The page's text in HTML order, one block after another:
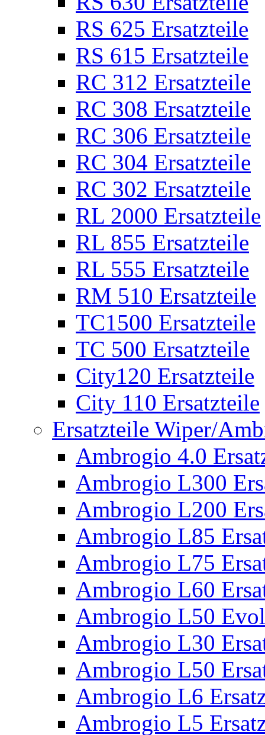
RS 625 Ersatzteile
RS 615 Ersatzteile
RC 312 Ersatzteile
RC 308 Ersatzteile
RC 306 Ersatzteile
RC 304 Ersatzteile
RC 302 Ersatzteile
RL 2000 Ersatzteile
RL 855 Ersatzteile
RL 555 Ersatzteile
RM 510 Ersatzteile
TC1500 Ersatzteile
TC 500 Ersatzteile
City120 Ersatzteile
City 110 Ersatzteile
Ersatzteile Wiper/
Ambrogio 4.0
Ambrogio L300
Ambrogio L200
Ambrogio L85
Ambrogio L75
Ambrogio L60
Ambrogio L50
Ambrogio L30
Ambrogio L50
Ambrogio L6
Ambrogio L5